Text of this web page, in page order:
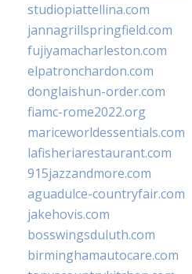
studiopiattellina.com
jannagrillspringfield.com
fujiyamacharleston.com
elpatronchardon.com
donglaishun-order.com
fiamc-rome2022.org
mariceworldessentials.com
lafisheriarestaurant.com
915jazzandmore.com
aguadulce-countryfair.com
jakehovis.com
bosswingsduluth.com
birminghamautocare.com